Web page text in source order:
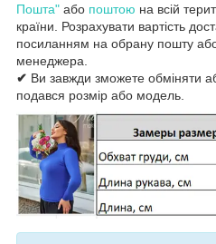
Пошта" або поштою на всій
країни. Розрахувати вартість
посиланням на обрану пошту
менеджера.
✔ Ви завжди зможете обміняти
подався розмір або модель.